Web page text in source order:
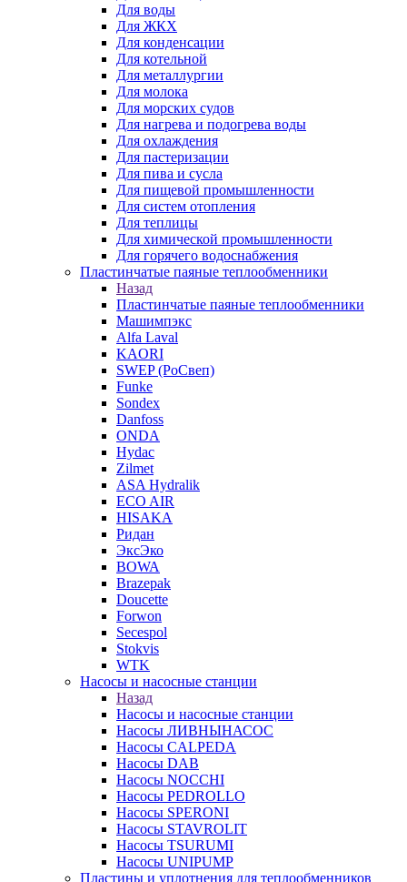
Для воды
Для ЖКХ
Для конденсации
Для котельной
Для металлургии
Для молока
Для морских судов
Для нагрева и подогрева воды
Для охлаждения
Для пастеризации
Для пива и сусла
Для пищевой промышленности
Для систем отопления
Для теплицы
Для химической промышленности
Для горячего водоснабжения
Пластинчатые паяные теплообменники
Назад
Пластинчатые паяные теплообменники
Машимпэкс
Alfa Laval
KAORI
SWEP (РоСвеп)
Funke
Sondex
Danfoss
ONDA
Hydac
Zilmet
ASA Hydralik
ECO AIR
HISAKA
Ридан
ЭксЭко
BOWA
Brazepak
Doucette
Forwon
Secespol
Stokvis
WTK
Насосы и насосные станции
Назад
Насосы и насосные станции
Насосы ЛИВНЫНАСОС
Насосы CALPEDA
Насосы DAB
Насосы NOCCHI
Насосы PEDROLLO
Насосы SPERONI
Насосы STAVROLIT
Насосы TSURUMI
Насосы UNIPUMP
Пластины и уплотнения для теплообменников